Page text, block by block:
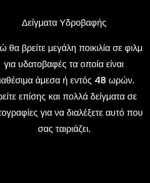
Δείγματα Υδροβαφής
θα βρείτε μεγάλη ποικιλία σε φιλμ
για υδατοβαφές τα οποία είναι
άμεσα ή εντός 48 ωρών.
επίσης και πολλά δείγματα σε
για να διαλέξετε αυτό που
σας ταιριάζει.